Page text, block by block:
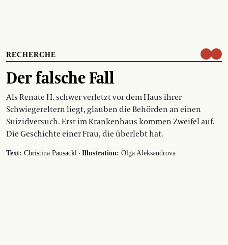
RECHERCHE
Der falsche Fall
Als Renate H. schwer verletzt vor dem Haus ihrer
Schwiegereltern liegt, glauben die Behörden an einen
Suizidversuch. Erst im Krankenhaus kommen Zweifel auf.
Die Geschichte einer Frau, die überlebt hat.
Text: Christina Pausackl · Illustration: Olga Aleksandrova